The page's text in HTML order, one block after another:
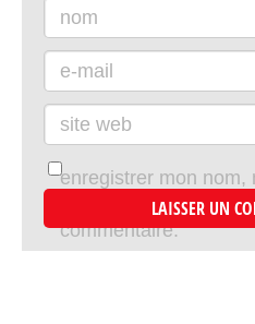
nom
e-mail
site web
enregistrer mon nom,
site dans le
commentaire.